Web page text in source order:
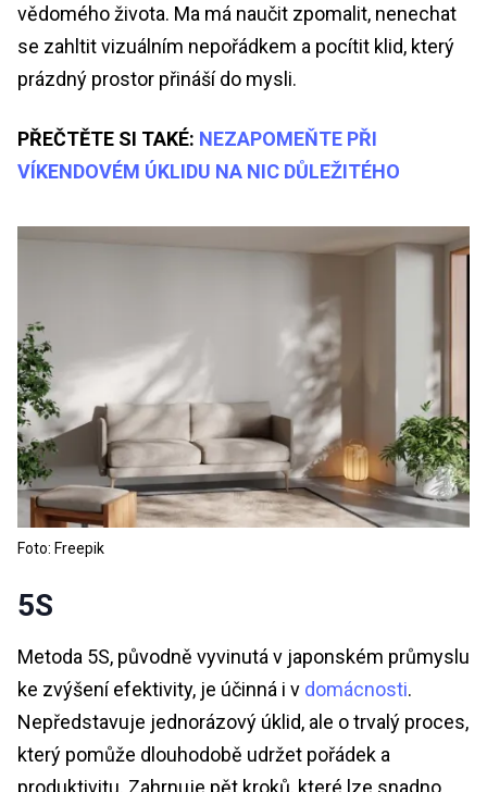
vědomého života. Ma má naučit zpomalit, nenechat
se zahltit vizuálním nepořádkem a pocítit klid, který
prázdný prostor přináší do mysli.
PŘEČTĚTE SI TAKÉ: NEZAPOMEŇTE PŘI
VÍKENDOVÉM ÚKLIDU NA NIC DŮLEŽITÉHO
Foto: Freepik
5S
Metoda 5S, původně vyvinutá v japonském průmyslu
ke zvýšení efektivity, je účinná i v domácnosti.
Nepředstavuje jednorázový úklid, ale o trvalý proces,
který pomůže dlouhodobě udržet pořádek a
produktivitu. Zahrnuje pět kroků, které lze snadno